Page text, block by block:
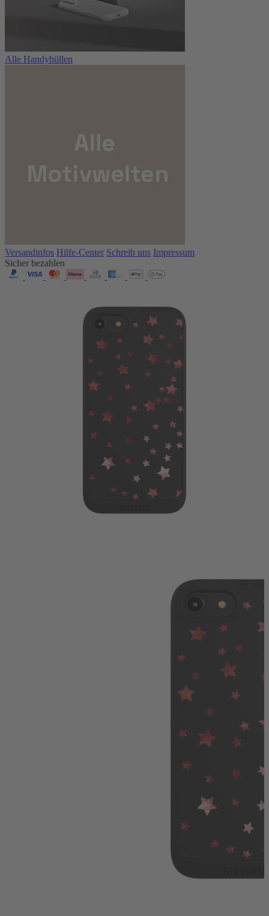
Alle Handyhüllen
Versandinfos Hilfe-Center Schreib uns Impressum
Sicher bezahlen